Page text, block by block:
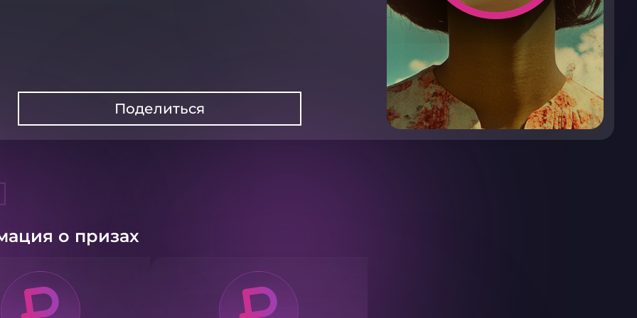
Поделиться
о призах